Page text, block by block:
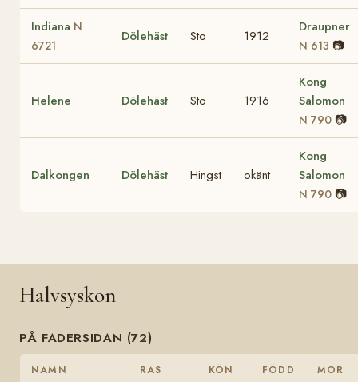
Indiana N
6721
Dölehäst Sto 1912
Draupner
N 613 📷
Helene Dölehäst Sto 1916
Kong
Salomon
N 790 📷
Dalkongen Dölehäst Hingst okänt
Kong
Salomon
N 790 📷
Halvsyskon
PÅ FADERSIDAN (72)
NAMN RAS KÖN FÖDD MOR